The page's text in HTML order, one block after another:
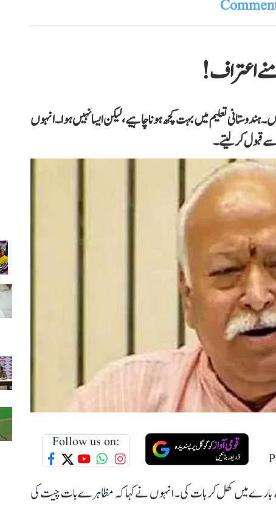
اعتراف!
تعلیم میں بہت کچھ ہونا چاہیے، لیکن ایسا نہیں ہوا۔انہوں
قبول کر لیتے۔
Follow us on:
بارے میں کھل کر بات کی۔ انہوں نے کہا کہ مظاہرے بات چیت کی